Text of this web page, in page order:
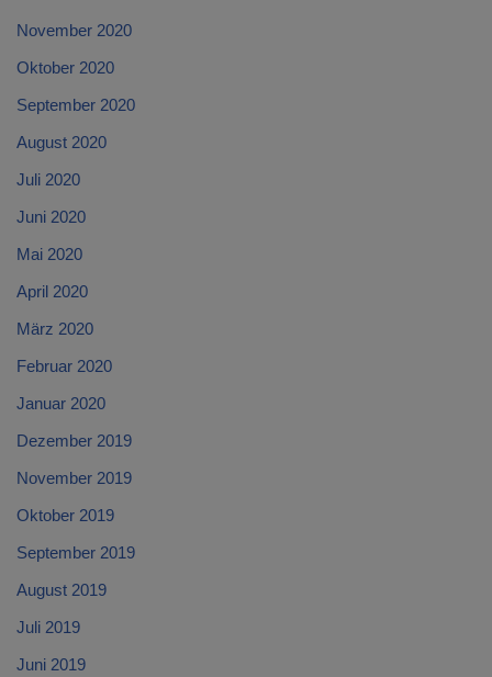
November 2020
Oktober 2020
September 2020
August 2020
Juli 2020
Juni 2020
Mai 2020
April 2020
März 2020
Februar 2020
Januar 2020
Dezember 2019
November 2019
Oktober 2019
September 2019
August 2019
Juli 2019
Juni 2019